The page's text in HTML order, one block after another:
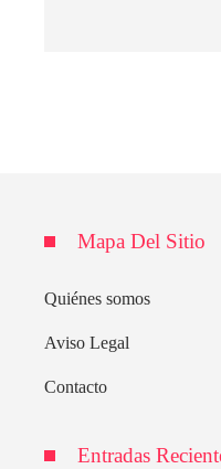
Mapa Del Sitio
Quiénes somos
Aviso Legal
Contacto
Entradas